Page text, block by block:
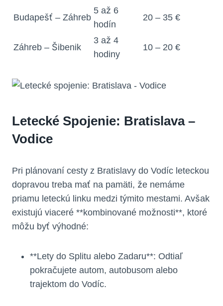
Budapešť – Záhreb
5 až 6
hodín
20 – 35 €
Záhreb – Šibenik
3 až 4
hodiny
10 – 20 €
Letecké Spojenie: Bratislava –
Vodice
Pri plánovaní cesty z Bratislavy do Vodíc leteckou
dopravou treba mať na pamäti, že nemáme
priamu leteckú linku medzi týmito mestami. Avšak
existujú viaceré **kombinované možnosti**, ktoré
môžu byť výhodné:
**Lety do Splitu alebo Zadaru**: Odtiaľ
pokračujete autom, autobusom alebo
trajektom do Vodíc.